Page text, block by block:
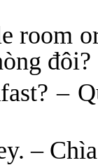
room
đôi?
–
–